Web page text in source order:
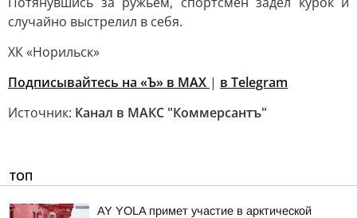
случайно выстрелил в себя.
ХК «Норильск»
Подписывайтесь на «Ъ» в MAX | в Telegram
Источник: Канал в МАКС "Коммерсантъ"
ТОП
AY YOLA примет участие в арктической